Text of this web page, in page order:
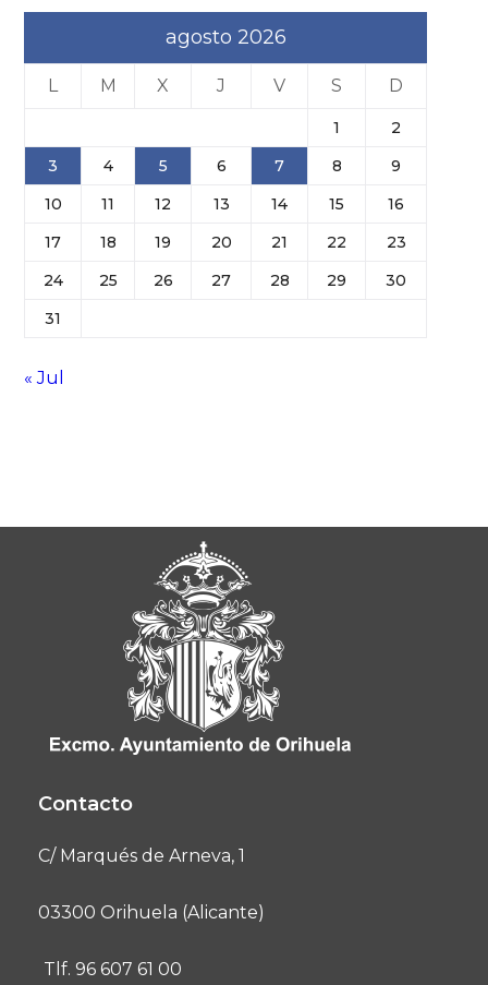
agosto 2026
L M X J V S D
1
2
3
4 5 6 7 8
9
10
11 12 13 14 15
16
17
18 19 20 21 22
23
24
25 26 27 28 29
30
31
« Jul
Contacto
C/ Marqués de Arneva, 1
03300 Orihuela (Alicante)
Tlf. 96 607 61 00